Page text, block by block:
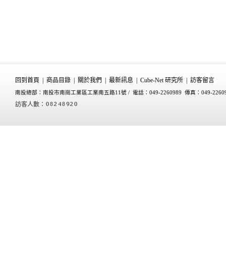
回到首頁 商品目錄 關於我們 最新訊息 Cube-Net 研究所 訪客留言
南投總部：南投市南崗工業區工業南五路11號 / 電話：049-2260989 傳真：049-
訪客人數：